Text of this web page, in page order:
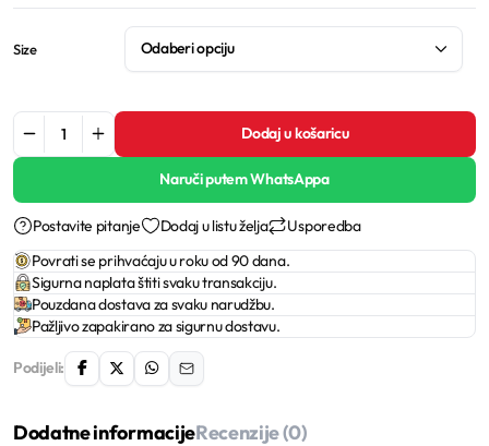
Size
Dodaj u košaricu
Naruči putem WhatsAppa
Postavite pitanje Dodaj u listu želja
Usporedba
Povrati se prihvaćaju u roku od 90 dana.
Sigurna naplata štiti svaku transakciju.
Pouzdana dostava za svaku narudžbu.
Pažljivo zapakirano za sigurnu dostavu.
Podijeli:
Dodatne informacijeRecenzije (0)